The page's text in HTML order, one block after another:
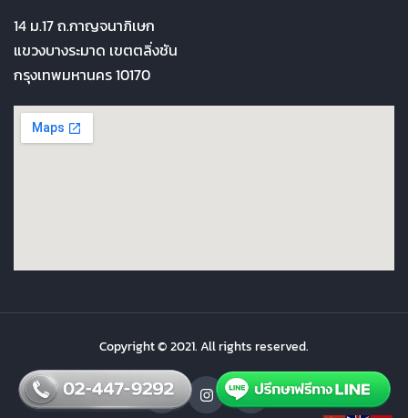
14 ม.17 ถ.กาญจนาภิเษก
แขวงบางระมาด เขตตลิ่งชัน
กรุงเทพมหานคร 10170
Copyright © 2021. All rights reserved.